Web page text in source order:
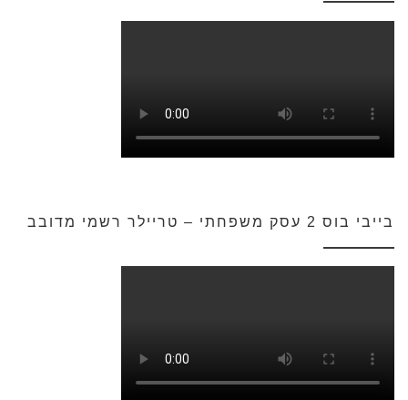
בייבי בוס 2 עסק משפחתי – טריילר רשמי מדובב